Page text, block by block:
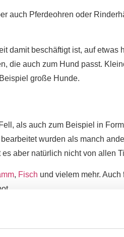
auch Pferdeohren oder
damit beschäftigt ist, auf etwas
die auch zum Hund passt.
große Hunde.
als auch zum Beispiel in
wurden als manch
aber natürlich nicht von allen
, Fisch und vielem mehr. Auch
es ist wichtig, dass dein